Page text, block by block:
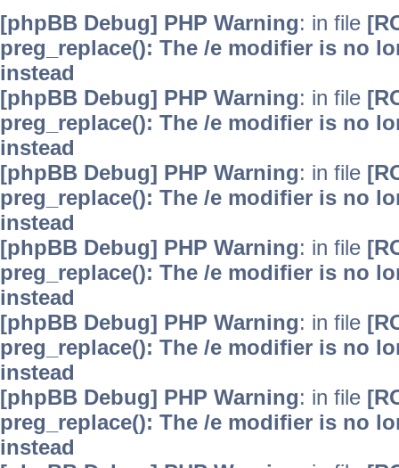
[phpBB Debug] PHP Warning: in file
preg_replace(): The /e modifier is no
instead
[phpBB Debug] PHP Warning: in file
preg_replace(): The /e modifier is no
instead
[phpBB Debug] PHP Warning: in file
preg_replace(): The /e modifier is no
instead
[phpBB Debug] PHP Warning: in file
preg_replace(): The /e modifier is no
instead
[phpBB Debug] PHP Warning: in file
preg_replace(): The /e modifier is no
instead
[phpBB Debug] PHP Warning: in file
preg_replace(): The /e modifier is no
instead